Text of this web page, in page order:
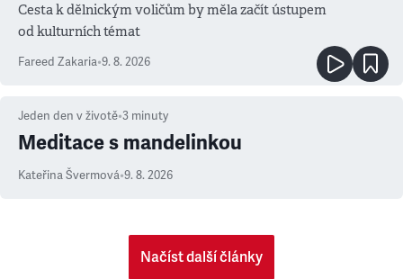
Cesta k dělnickým voličům by měla začít ústupem
od kulturních témat
Fareed Zakaria•9. 8. 2026
Jeden den v životě•3 minuty
Meditace s mandelinkou
Kateřina Švermová•9. 8. 2026
Načíst další články